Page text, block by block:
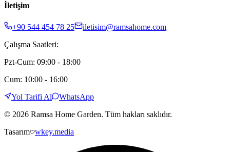
İletişim
+90 544 454 78 25
iletisim@ramsahome.com
Çalışma Saatleri:
Pzt-Cum: 09:00 - 18:00
Cum: 10:00 - 16:00
Yol Tarifi Al
WhatsApp
© 2026 Ramsa Home Garden. Tüm hakları saklıdır.
Tasarım wkey.media